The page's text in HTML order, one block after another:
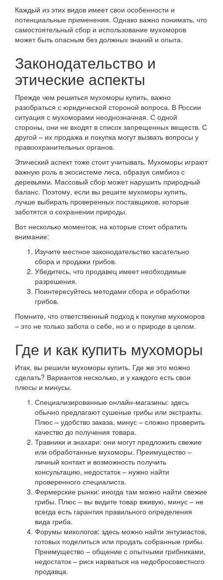
Каждый из этих видов имеет свои особенности и
потенциальные применения. Однако важно понимать, что
самостоятельный сбор и использование мухоморов
может быть опасным без должных знаний и опыта.
Законодательство и
этические аспекты
Прежде чем решиться мухоморы купить, важно
разобраться с юридической стороной вопроса. В России
ситуация с мухоморами неоднозначная. С одной
стороны, они не входят в список запрещенных веществ. С
другой – их продажа и покупка могут вызвать вопросы у
правоохранительных органов.
Этический аспект тоже стоит учитывать. Мухоморы играют
важную роль в экосистеме леса, образуя симбиоз с
деревьями. Массовый сбор может нарушить природный
баланс. Поэтому, если вы решите мухоморы купить,
лучше выбирать проверенных поставщиков, которые
заботятся о сохранении природы.
Вот несколько моментов, на которые стоит обратить
внимание:
Изучите местное законодательство касательно
сбора и продажи грибов.
Убедитесь, что продавец имеет необходимые
разрешения.
Поинтересуйтесь методами сбора и обработки
грибов.
Помните, что ответственный подход к покупке мухоморов
– это не только забота о себе, но и о природе в целом.
Где и как купить мухоморы
Итак, вы решили мухоморы купить. Где же это можно
сделать? Вариантов несколько, и у каждого есть свои
плюсы и минусы.
Специализированные онлайн-магазины: здесь
обычно предлагают сушеные грибы или экстракты.
Плюс – удобство заказа, минус – сложно проверить
качество до получения товара.
Травники и знахари: они могут предложить свежие
или обработанные мухоморы. Преимущество –
личный контакт и возможность получить
консультацию, недостаток – нужно найти
проверенного специалиста.
Фермерские рынки: иногда там можно найти свежие
грибы. Плюс – вы видите товар вживую, минус – не
всегда есть гарантия правильного определения
вида гриба.
Форумы микологов: здесь можно найти энтузиастов,
готовых поделиться или продать собранные грибы.
Преимущество – общение с опытными грибниками,
недостаток – риск нарваться на недобросовестного
продавца.